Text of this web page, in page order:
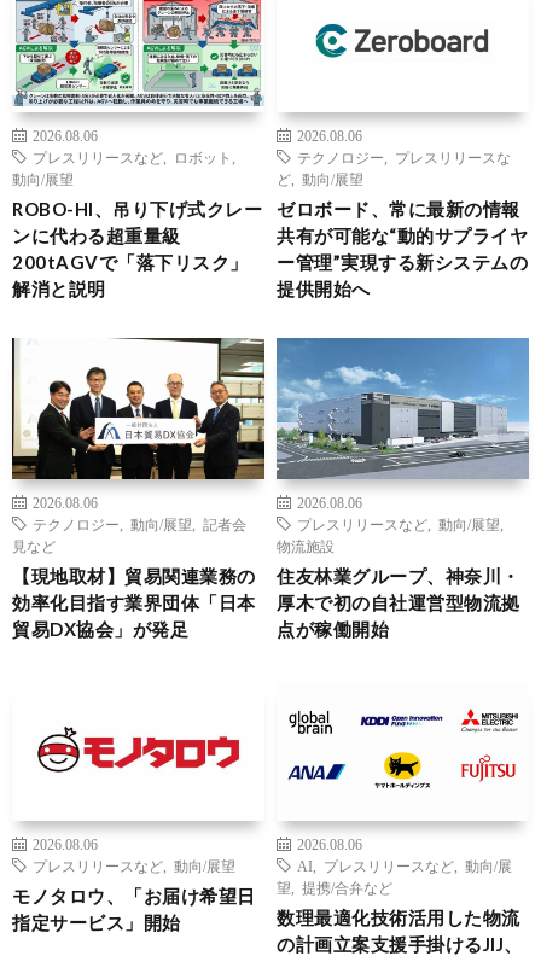
2026.08.06
プレスリリースなど
ロボット
動向/展望
ROBO-HI、吊り下げ式クレー
ンに代わる超重量級
200tAGVで「落下リスク」
解消と説明
2026.08.06
テクノロジー
プレスリリースな
ど
動向/展望
ゼロボード、常に最新の情報
共有が可能な“動的サプライヤ
ー管理”実現する新システムの
提供開始へ
2026.08.06
テクノロジー
動向/展望
記者会
見など
【現地取材】貿易関連業務の
効率化目指す業界団体「日本
貿易DX協会」が発足
2026.08.06
プレスリリースなど
動向/展望
物流施設
住友林業グループ、神奈川・
厚木で初の自社運営型物流拠
点が稼働開始
2026.08.06
プレスリリースなど
動向/展望
モノタロウ、「お届け希望日
指定サービス」開始
2026.08.06
AI
プレスリリースなど
動向/展
望
提携/合弁など
数理最適化技術活用した物流
の計画立案支援手掛けるJIJ、